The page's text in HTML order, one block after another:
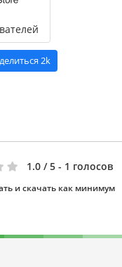
2k
1.0 / 5 - 1 голосов
и скачать как минимум